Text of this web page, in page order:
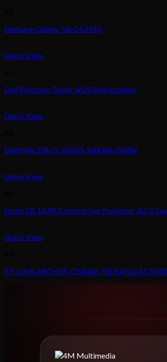
Samsung Galaxy Tab S4 2018
Quick View
Dell Precision Tower 3620 Workstation
Quick View
EMPOW ZIR-D-SERIES 1000VA/500W
Quick View
Epson EB 1470UI Interactive Projector 3LCD
Quick View
TP-LINK ARCHER-C5400X TRI BAND